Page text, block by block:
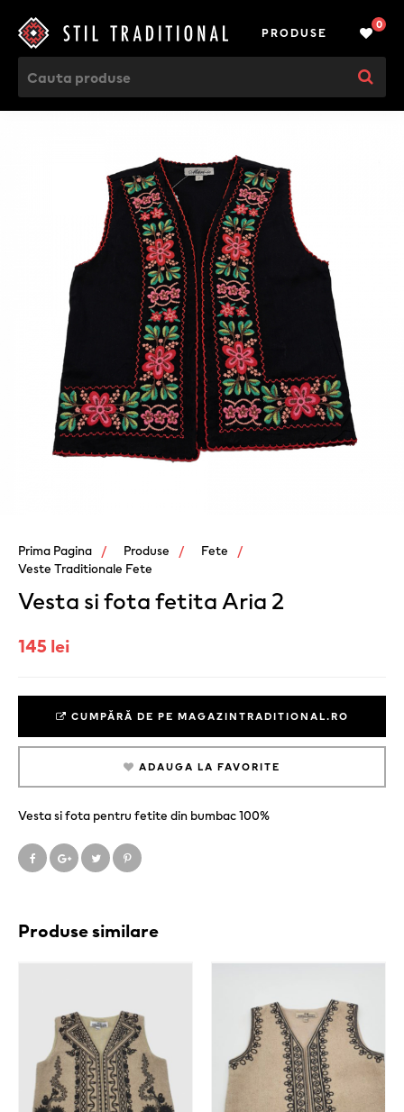
PRODUSE
0
Prima Pagina Produse
Fete
Veste Traditionale Fete
Vesta si fota fetita Aria 2
145 lei
CUMPĂRĂ DE PE MAGAZINTRADITIONAL.RO
ADAUGA LA FAVORITE
Vesta si fota pentru fetite din bumbac 100%
Produse similare